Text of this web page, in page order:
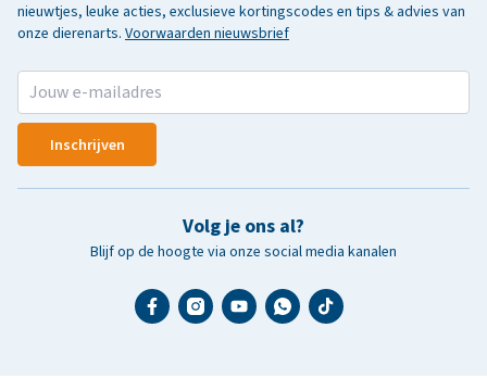
nieuwtjes, leuke acties, exclusieve kortingscodes en tips & advies van
onze dierenarts. Voorwaarden nieuwsbrief
Inschrijven
Volg je ons al?
Blijf op de hoogte via onze social media kanalen